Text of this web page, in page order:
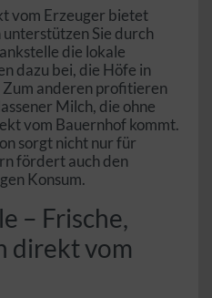
vom Erzeuger bietet
Sie durch
die lokale
dazu bei, die Höfe in
anderen profitieren
Milch, die ohne
vom Bauernhof kommt.
sorgt nicht nur für
fördert auch den
Konsum.
– Frische,
direkt vom